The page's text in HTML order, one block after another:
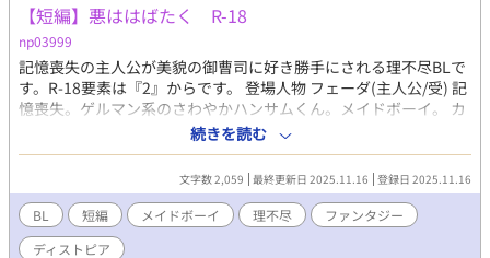
【短編】悪ははばたく R-18
np03999
記憶喪失の主人公が美貌の御曹司に好き勝手にされる理不尽BLで
す。R-18要素は『2』からです。 登場人物 フェーダ(主人公/受) 記
憶喪失。ゲルマン系のさわやかハンサムくん。メイドボーイ。 カ
ーリー(攻) 資産家の御曹司。女人禁制の大きな屋敷でメイドボー
イを侍らせている。特殊性癖の持ち主。
続きを読む
文字数 2,059 最終更新日 2025.11.16 登録日 2025.11.16
BL 短編 メイドボーイ 理不尽
ファンタジー
ディストピア